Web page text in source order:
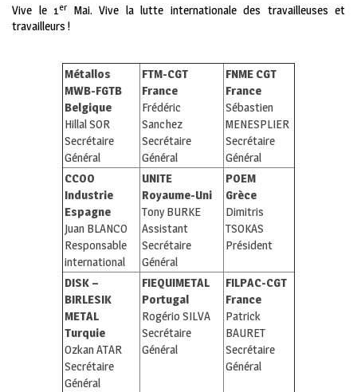
Vive le 1er
Mai. Vive la lutte internationale des travailleuses et
travailleurs !
Métallos
MWB-FGTB
Belgique
Hillal SOR
Secrétaire
Général
FTM-CGT
France
Frédéric
Sanchez
Secrétaire
Général
FNME CGT
France
Sébastien
MENESPLIER
Secrétaire
Général
CCOO
Industrie
Espagne
Juan BLANCO
Responsable
international
UNITE
Royaume-Uni
Tony BURKE
Assistant
Secrétaire
Général
POEM
Grèce
Dimitris
TSOKAS
Président
DISK –
BIRLESIK
METAL
Turquie
Ozkan ATAR
Secrétaire
Général
FIEQUIMETAL
Portugal
Rogério SILVA
Secrétaire
Général
FILPAC-CGT
France
Patrick
BAURET
Secrétaire
Général